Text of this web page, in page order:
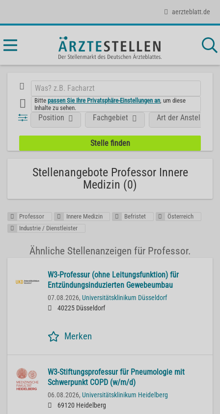
aerzteblatt.de
Bittepassen Sie Ihre Privatsphäre-Einstellungen an , um diese
Inhalte zu sehen.
Position Fachgebiet Art der Anstellung
Stellenangebote Professor Innere
Medizin (0)
Professor Innere Medizin Befristet
Österreich
Industrie / Dienstleister
Ähnliche Stellenanzeigen für Professor.
W3-Professur (ohne Leitungsfunktion) für
Entzündungsinduzierten Gewebeumbau
07.08.2026, Universitätsklinikum Düsseldorf
40225 Düsseldorf
Merken
W3-Stiftungsprofessur für Pneumologie mit
Schwerpunkt COPD (w/m/d)
06.08.2026, Universitätsklinikum Heidelberg
69120 Heidelberg